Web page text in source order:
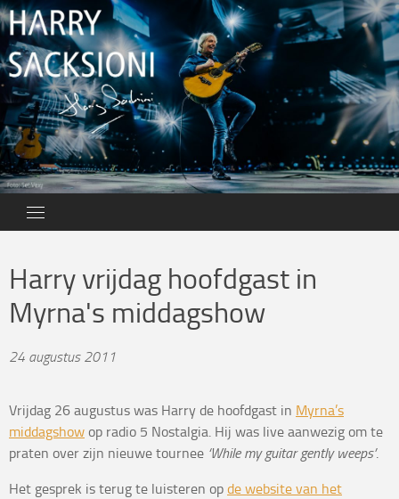
Skip
to
content
Harry vrijdag hoofdgast in
Myrna's middagshow
24 augustus 2011
Vrijdag 26 augustus was Harry de hoofdgast in Myrna’s
middagshow op radio 5 Nostalgia. Hij was live aanwezig om te
praten over zijn nieuwe tournee ‘While my guitar gently weeps’.
Het gesprek is terug te luisteren op de website van het